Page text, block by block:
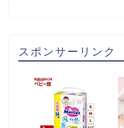
スポンサーリンク